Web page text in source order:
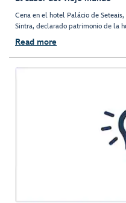
Cena en el hotel Palácio de
Sintra, declarado patrimonio de la
Read more